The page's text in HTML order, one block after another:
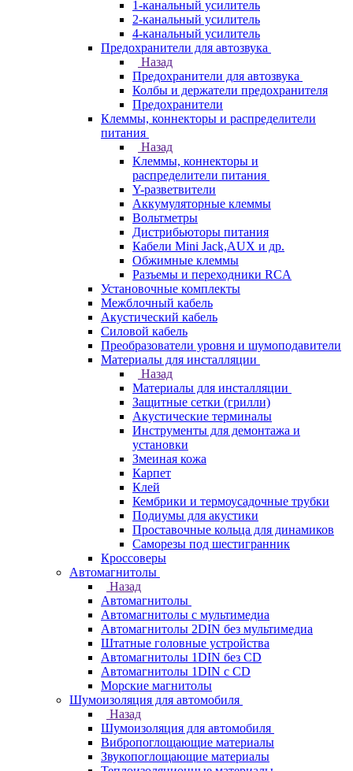
1-канальный усилитель
2-канальный усилитель
4-канальный усилитель
Предохранители для автозвука
Назад
Предохранители для автозвука
Колбы и держатели предохранителя
Предохранители
Клеммы, коннекторы и распределители
питания
Назад
Клеммы, коннекторы и
распределители питания
Y-разветвители
Аккумуляторные клеммы
Вольтметры
Дистрибьюторы питания
Кабели Mini Jack,AUX и др.
Обжимные клеммы
Разъемы и переходники RCA
Установочные комплекты
Межблочный кабель
Акустический кабель
Силовой кабель
Преобразователи уровня и шумоподавители
Материалы для инсталляции
Назад
Материалы для инсталляции
Защитные сетки (грилли)
Акустические терминалы
Инструменты для демонтажа и
установки
Змеиная кожа
Карпет
Клей
Кембрики и термоусадочные трубки
Подиумы для акустики
Проставочные кольца для динамиков
Саморезы под шестигранник
Кроссоверы
Автомагнитолы
Назад
Автомагнитолы
Автомагнитолы с мультимедиа
Автомагнитолы 2DIN без мультимедиа
Штатные головные устройства
Автомагнитолы 1DIN без CD
Автомагнитолы 1DIN с CD
Морские магнитолы
Шумоизоляция для автомобиля
Назад
Шумоизоляция для автомобиля
Вибропоглощающие материалы
Звукопоглощающие материалы